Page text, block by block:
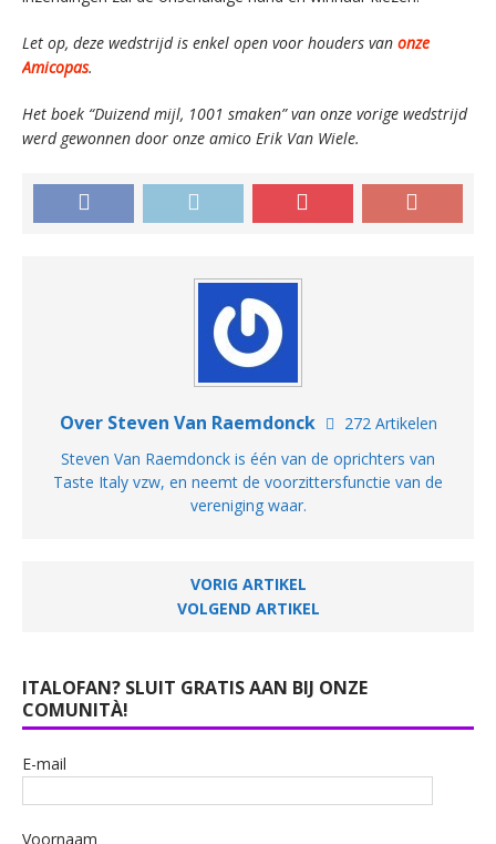
Let op, deze wedstrijd is enkel open voor houders van onze
Amicopas.
Het boek “Duizend mijl, 1001 smaken” van onze vorige wedstrijd
werd gewonnen door onze amico Erik Van Wiele.
Over Steven Van Raemdonck
272 Artikelen
Steven Van Raemdonck is één van de oprichters van
Taste Italy vzw, en neemt de voorzittersfunctie van de
vereniging waar.
VORIG ARTIKEL
VOLGEND ARTIKEL
ITALOFAN? SLUIT GRATIS AAN BIJ ONZE
COMUNITÀ!
E-mail
Voornaam